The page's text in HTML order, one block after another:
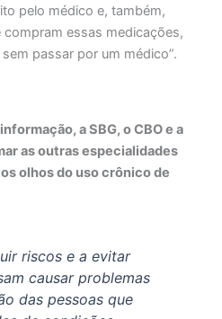
pelo médico e, também,
essas medicações,
passar por um médico”.
a SBG, o CBO e a
as outras especialidades
olhos do uso crônico de
riscos e a evitar
causar problemas
das pessoas que